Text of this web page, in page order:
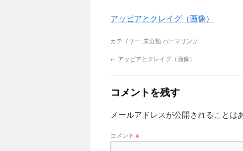
アッピアとクレイグ（画像）
カテゴリー:未分類 パーマリンク
← アッピアとクレイグ（画像）
コメントを残す
メールアドレスが公開されることは
コメント ※